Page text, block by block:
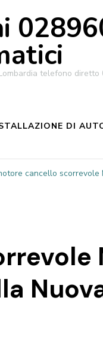
telefono diretto
DI
cancello scorrevole